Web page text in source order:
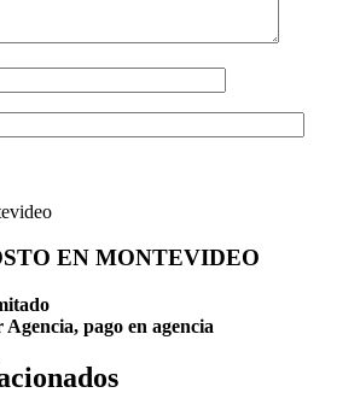
EN MONTEVIDEO
pago en agencia